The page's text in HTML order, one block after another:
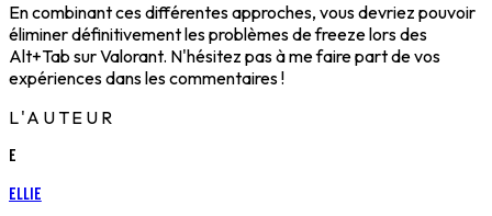
En combinant ces différentes approches, vous devriez pouvoir
éliminer définitivement les problèmes de freeze lors des
Alt+Tab sur Valorant. N'hésitez pas à me faire part de vos
expériences dans les commentaires !
L'AUTEUR
E
Ellie